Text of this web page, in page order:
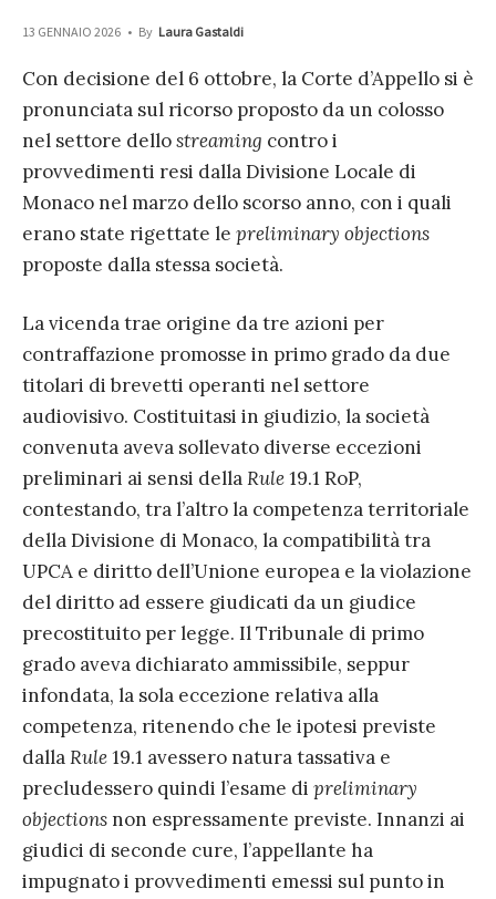
13 GENNAIO 2026 • By Laura Gastaldi
Con decisione del 6 ottobre, la Corte d’Appello si è
pronunciata sul ricorso proposto da un colosso
nel settore dellostreaming contro i
provvedimenti resi dalla Divisione Locale di
Monaco nel marzo dello scorso anno, con i quali
erano state rigettate le preliminary objections
proposte dalla stessa società.
La vicenda trae origine da tre azioni per
contraffazione promosse in primo grado da due
titolari di brevetti operanti nel settore
audiovisivo. Costituitasi in giudizio, la società
convenuta aveva sollevato diverse eccezioni
preliminari ai sensi dellaRule19.1 RoP,
contestando, tra l’altro la competenza territoriale
della Divisione di Monaco, la compatibilità tra
UPCA e diritto dell’Unione europea e la violazione
del diritto ad essere giudicati da un giudice
precostituito per legge. Il Tribunale di primo
grado aveva dichiarato ammissibile, seppur
infondata, la sola eccezione relativa alla
competenza, ritenendo che le ipotesi previste
dallaRule19.1 avessero natura tassativa e
precludessero quindi l’esame di preliminary
objections non espressamente previste. Innanzi ai
giudici di seconde cure, l’appellante ha
impugnato i provvedimenti emessi sul punto in